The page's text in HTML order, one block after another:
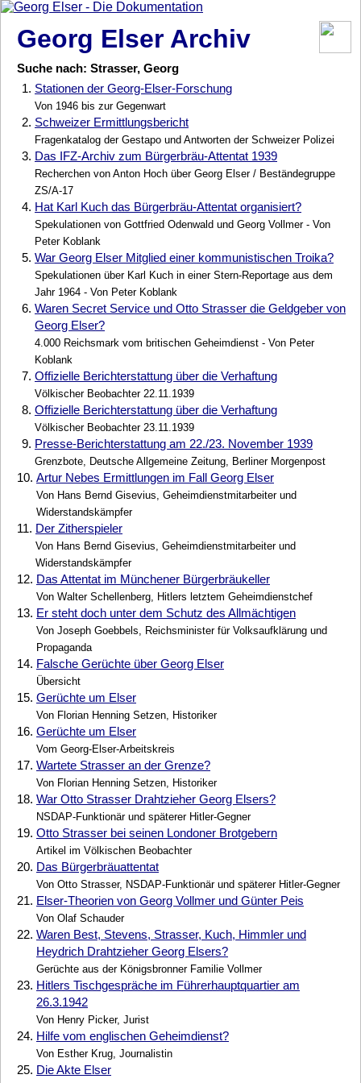
Georg Elser Archiv
Suche nach: Strasser, Georg
1. Stationen der Georg-Elser-Forschung
Von 1946 bis zur Gegenwart
2. Schweizer Ermittlungsbericht
Fragenkatalog der Gestapo und Antworten der Schweizer Polizei
3. Das IFZ-Archiv zum Bürgerbräu-Attentat 1939
Recherchen von Anton Hoch über Georg Elser / Beständegruppe
ZS/A-17
4. Hat Karl Kuch das Bürgerbräu-Attentat organisiert?
Spekulationen von Gottfried Odenwald und Georg Vollmer - Von
Peter Koblank
5. War Georg Elser Mitglied einer kommunistischen Troika?
Spekulationen über Karl Kuch in einer Stern-Reportage aus dem
Jahr 1964 - Von Peter Koblank
6. Waren Secret Service und Otto Strasser die Geldgeber von
Georg Elser?
4.000 Reichsmark vom britischen Geheimdienst - Von Peter
Koblank
7. Offizielle Berichterstattung über die Verhaftung
Völkischer Beobachter 22.11.1939
8. Offizielle Berichterstattung über die Verhaftung
Völkischer Beobachter 23.11.1939
9. Presse-Berichterstattung am 22./23. November 1939
Grenzbote, Deutsche Allgemeine Zeitung, Berliner Morgenpost
10. Artur Nebes Ermittlungen im Fall Georg Elser
Von Hans Bernd Gisevius, Geheimdienstmitarbeiter und
Widerstandskämpfer
11. Der Zitherspieler
Von Hans Bernd Gisevius, Geheimdienstmitarbeiter und
Widerstandskämpfer
12. Das Attentat im Münchener Bürgerbräukeller
Von Walter Schellenberg, Hitlers letztem Geheimdienstchef
13. Er steht doch unter dem Schutz des Allmächtigen
Von Joseph Goebbels, Reichsminister für Volksaufklärung und
Propaganda
14. Falsche Gerüchte über Georg Elser
Übersicht
15. Gerüchte um Elser
Von Florian Henning Setzen, Historiker
16. Gerüchte um Elser
Vom Georg-Elser-Arbeitskreis
17. Wartete Strasser an der Grenze?
Von Florian Henning Setzen, Historiker
18. War Otto Strasser Drahtzieher Georg Elsers?
NSDAP-Funktionär und späterer Hitler-Gegner
19. Otto Strasser bei seinen Londoner Brotgebern
Artikel im Völkischen Beobachter
20. Das Bürgerbräuattentat
Von Otto Strasser, NSDAP-Funktionär und späterer Hitler-Gegner
21. Elser-Theorien von Georg Vollmer und Günter Peis
Von Olaf Schauder
22. Waren Best, Stevens, Strasser, Kuch, Himmler und
Heydrich Drahtzieher Georg Elsers?
Gerüchte aus der Königsbronner Familie Vollmer
23. Hitlers Tischgespräche im Führerhauptquartier am
26.3.1942
Von Henry Picker, Jurist
24. Hilfe vom englischen Geheimdienst?
Von Esther Krug, Journalistin
25. Die Akte Elser